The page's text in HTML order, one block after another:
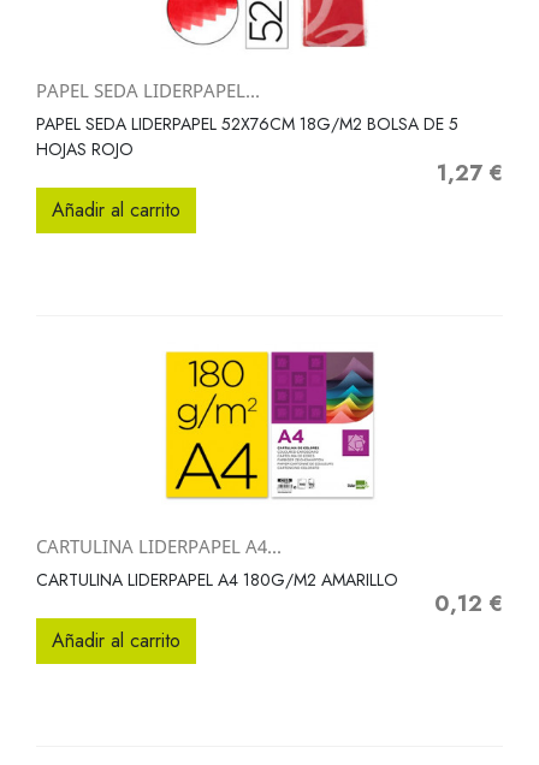
PAPEL SEDA LIDERPAPEL...
PAPEL SEDA LIDERPAPEL 52X76CM 18G/M2 BOLSA DE 5
HOJAS ROJO
Precio
1,27 €
Añadir al carrito
CARTULINA LIDERPAPEL A4...
CARTULINA LIDERPAPEL A4 180G/M2 AMARILLO
Precio
0,12 €
Añadir al carrito